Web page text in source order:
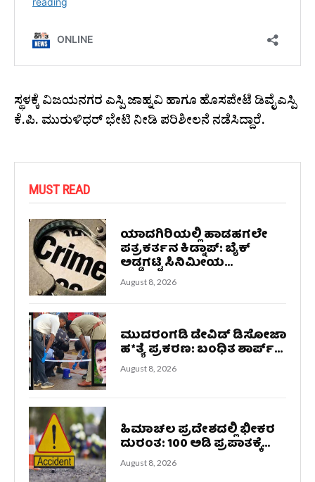
​ಸ್ಥಳಕ್ಕೆ ವಿಜಯನಗರ ಎಸ್ಪಿ ಜಾಹ್ನವಿ ಹಾಗೂ ಹೊಸಪೇಟೆ ಡಿವೈಎಸ್ಪಿ
ಕೆ.ಪಿ. ಮುರುಳಿಧರ್ ಭೇಟಿ ನೀಡಿ ಪರಿಶೀಲನೆ ನಡೆಸಿದ್ದಾರೆ.
MUST READ
ಯಾದಗಿರಿಯಲ್ಲಿ ಹಾಡಹಗಲೇ
ಪತ್ರಕರ್ತನ ಕಿಡ್ನಾಪ್‌: ಬೈಕ್
ಅಡ್ಡಗಟ್ಟಿ ಸಿನಿಮೀಯ...
August 8, 2026
ಮುದರಂಗಡಿ ಡೇವಿಡ್ ಡಿಸೋಜಾ
ಹ*ತ್ಯೆ ಪ್ರಕರಣ: ಬಂಧಿತ ಶಾರ್ಪ್...
August 8, 2026
ಹಿಮಾಚಲ ಪ್ರದೇಶದಲ್ಲಿ ಭೀಕರ
ದುರಂತ: 100 ಅಡಿ ಪ್ರಪಾತಕ್ಕೆ...
August 8, 2026